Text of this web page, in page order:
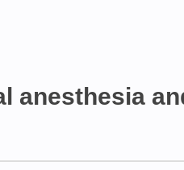
anesthesia